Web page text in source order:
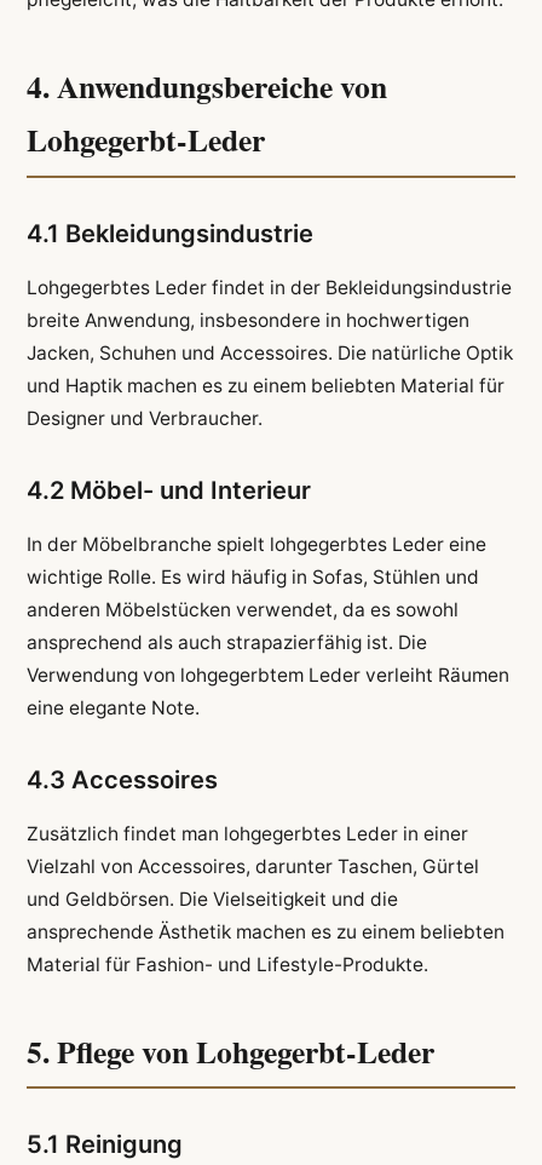
4. Anwendungsbereiche von
Lohgegerbt-Leder
4.1 Bekleidungsindustrie
Lohgegerbtes Leder findet in der Bekleidungsindustrie
breite Anwendung, insbesondere in hochwertigen
Jacken, Schuhen und Accessoires. Die natürliche Optik
und Haptik machen es zu einem beliebten Material für
Designer und Verbraucher.
4.2 Möbel- und Interieur
In der Möbelbranche spielt lohgegerbtes Leder eine
wichtige Rolle. Es wird häufig in Sofas, Stühlen und
anderen Möbelstücken verwendet, da es sowohl
ansprechend als auch strapazierfähig ist. Die
Verwendung von lohgegerbtem Leder verleiht Räumen
eine elegante Note.
4.3 Accessoires
Zusätzlich findet man lohgegerbtes Leder in einer
Vielzahl von Accessoires, darunter Taschen, Gürtel
und Geldbörsen. Die Vielseitigkeit und die
ansprechende Ästhetik machen es zu einem beliebten
Material für Fashion- und Lifestyle-Produkte.
5. Pflege von Lohgegerbt-Leder
5.1 Reinigung